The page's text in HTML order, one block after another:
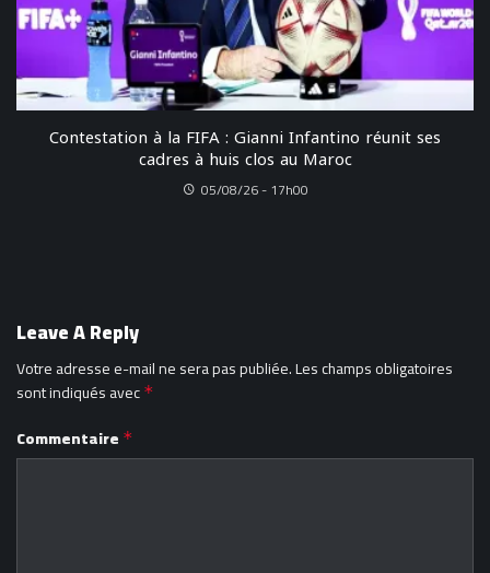
Contestation à la FIFA : Gianni Infantino réunit ses
cadres à huis clos au Maroc
05/08/26 - 17h00
Leave A Reply
Votre adresse e-mail ne sera pas publiée.Les champs obligatoires
sont indiqués avec *
Commentaire *